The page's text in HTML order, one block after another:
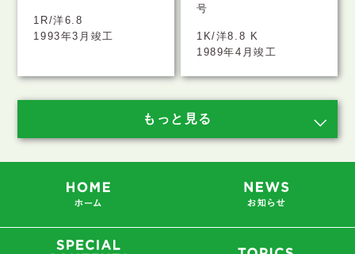
1R/洋6.8
1993年3月竣工
号
1K/洋8.8 K
1989年4月竣工